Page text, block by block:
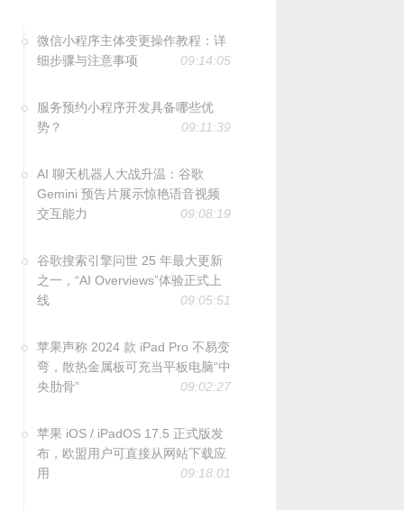
微信小程序主体变更操作教程：详
细步骤与注意事项
09:14:05
服务预约小程序开发具备哪些优
势？
09:11:39
AI 聊天机器人大战升温：谷歌
Gemini 预告片展示惊艳语音视频
交互能力
09:08:19
谷歌搜索引擎问世 25 年最大更新
之一，“AI Overviews”体验正式上
线
09:05:51
苹果声称 2024 款 iPad Pro 不易变
弯，散热金属板可充当平板电脑“中
央肋骨”
09:02:27
苹果 iOS / iPadOS 17.5 正式版发
布，欧盟用户可直接从网站下载应
用
09:18:01